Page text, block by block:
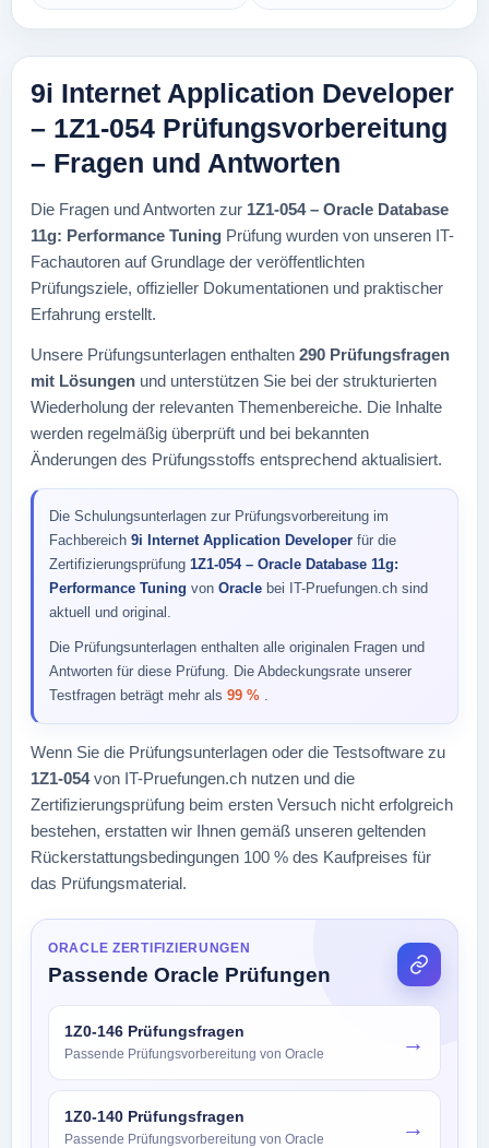
9i Internet Application Developer
– 1Z1-054 Prüfungsvorbereitung
– Fragen und Antworten
Die Fragen und Antworten zur 1Z1-054 – Oracle Database
11g: Performance Tuning Prüfung wurden von unseren IT-
Fachautoren auf Grundlage der veröffentlichten
Prüfungsziele, offizieller Dokumentationen und praktischer
Erfahrung erstellt.
Unsere Prüfungsunterlagen enthalten 290 Prüfungsfragen
mit Lösungen und unterstützen Sie bei der strukturierten
Wiederholung der relevanten Themenbereiche. Die Inhalte
werden regelmäßig überprüft und bei bekannten
Änderungen des Prüfungsstoffs entsprechend aktualisiert.
Die Schulungsunterlagen zur Prüfungsvorbereitung im
Fachbereich 9i Internet Application Developer für die
Zertifizierungsprüfung 1Z1-054 – Oracle Database 11g:
Performance Tuning von Oracle bei IT-Pruefungen.ch sind
aktuell und original.
Die Prüfungsunterlagen enthalten alle originalen Fragen und
Antworten für diese Prüfung. Die Abdeckungsrate unserer
Testfragen beträgt mehr als 99 % .
Wenn Sie die Prüfungsunterlagen oder die Testsoftware zu
1Z1-054von IT-Pruefungen.ch nutzen und die
Zertifizierungsprüfung beim ersten Versuch nicht erfolgreich
bestehen, erstatten wir Ihnen gemäß unseren geltenden
Rückerstattungsbedingungen 100 % des Kaufpreises für
das Prüfungsmaterial.
ORACLE ZERTIFIZIERUNGEN
Passende Oracle Prüfungen
1Z0-146 Prüfungsfragen
Passende Prüfungsvorbereitung von Oracle →
1Z0-140 Prüfungsfragen
Passende Prüfungsvorbereitung von Oracle →